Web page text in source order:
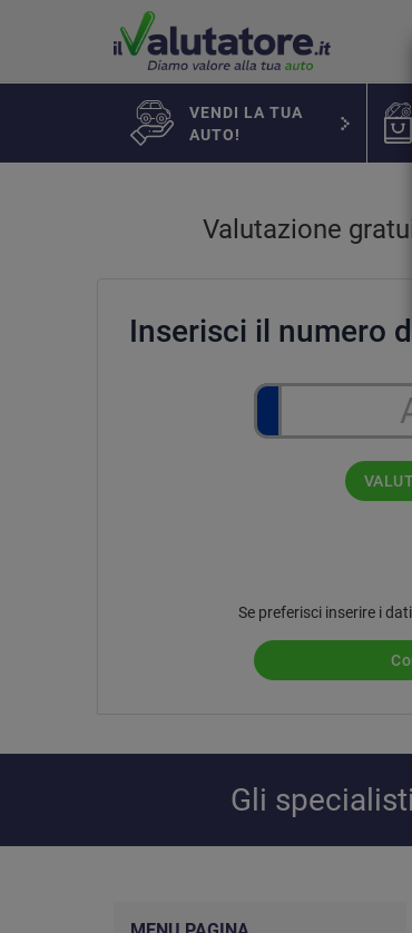
VENDI LA TUA
AUTO!
Valutazione
Inserisci il numero
Se preferisci inserire i
Gli